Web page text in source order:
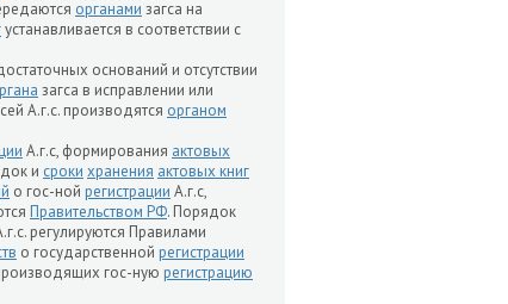
органами загса на
устанавливается в соответствии с
оснований и отсутствии
загса в исправлении или
А.г.с. производятся органом
А.г.с, формирования актовых
и сроки хранения актовых книг
о гос-ной регистрации А.г.с,
Правительством РФ. Порядок
регулируются Правилами
о государственной регистрации
гос-ную регистрацию